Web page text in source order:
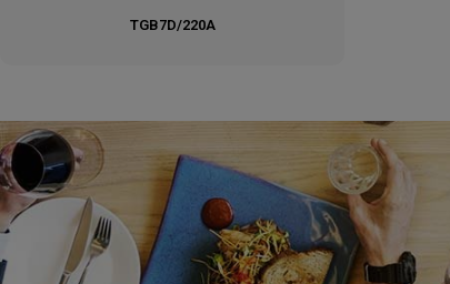
TGB7D/220A